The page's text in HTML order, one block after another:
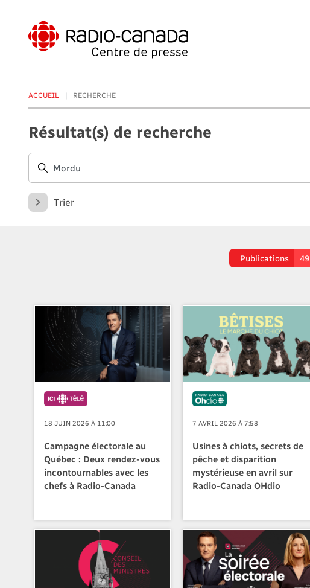
contenu
principal
ACCUEIL RECHERCHE
Résultat(s) de recherche
Trier
Publications 49
18 JUIN 2026 À 11:00
Campagne électorale au
Québec : Deux rendez-vous
incontournables avec les
chefs à Radio-Canada
7 AVRIL 2026 À 7:58
Usines à chiots, secrets de
pêche et disparition
mystérieuse en avril sur
Radio-Canada OHdio